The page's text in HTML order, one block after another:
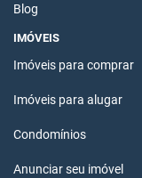
Blog
IMÓVEIS
Imóveis para comprar
Imóveis para alugar
Condomínios
Anunciar seu imóvel